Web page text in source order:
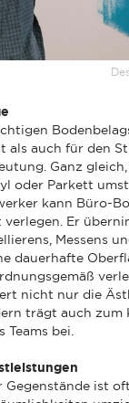
als auch für den
Ganz
oder Parkett
kann Büro-
Er
Messens
dauerhafte
nicht nur die
trägt auch zum
bei.
Gegenstände ist